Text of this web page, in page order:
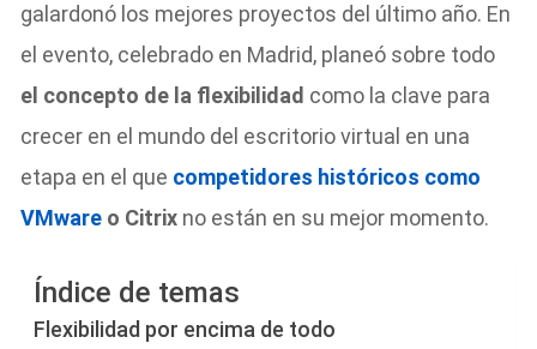
galardonó los mejores proyectos del último año. En
el evento, celebrado en Madrid, planeó sobre todo
el concepto de la flexibilidad como la clave para
crecer en el mundo del escritorio virtual en una
etapa en el que competidores históricos como
VMware o Citrix no están en su mejor momento.
Índice de temas
Flexibilidad por encima de todo